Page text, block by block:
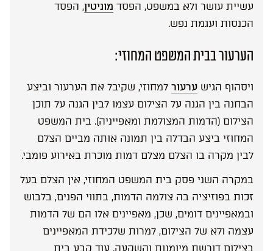
עשיית עושר ולא במשפט, הפסד מוניטין, הפסד
הכנסות ועגמת נפש.
הערעור בבית המשפט המחוזי:
ויסהוף הגיש ערעור למחוזי, שקיבל את הערעור וביצע
הבחנה בין הגנה על הצילום עצמו לבין הגנה על תוכן
הצילום (הדמות המצולמת ומאפייניה). בית המשפט
המחוזי ביצע הבדלה בין תמונה אותה מביים הצלם
לבין מקרה בו הצלם מצלם דמות מוכרת באירוע פומבי.
במקרה השני פסק בית המשפט המחוזי, אין הצלם בעל
זכות בפוזיציה בה צולמה הדמות, בתווי הפנים, בלבוש
ובמאפיינים דומים, שכן, מאפיינים אלו הם של הדמות
עצמה ולא של הצילום, למרות שלכידת המאפיינים
בצילום דורשת מיומנות והשקעה. עוד קבע בית